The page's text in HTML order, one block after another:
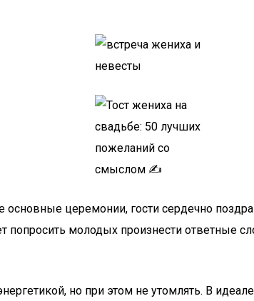
церемонии, гости сердечно
молодых произнести ответные
но при этом не утомлять. В